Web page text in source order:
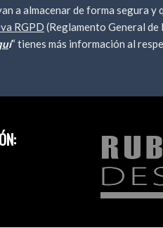
a almacenar de forma segura y
RGPD (Reglamento General
í“ tienes más información al